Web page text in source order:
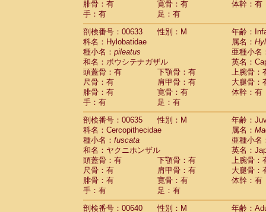
腓骨：有
寛骨：有
体幹：有
手：有
足：有
剖検番号：00633
性別：M
年齢：
科名：Hylobatidae
属名：
種小名： pileatus
亜種小名
和名：ボウシテナガザル
英名：
頭蓋骨：有
下顎骨：有
上腕骨：
尺骨：有
肩甲骨：有
大腿骨：
腓骨：有
寛骨：有
体幹：有
手：有
足：有
剖検番号：00635
性別：M
年齢：
科名：Cercopithecidae
属名：
種小名： fuscata
亜種小名
和名：ヤクニホンザル
英名：
頭蓋骨：有
下顎骨：有
上腕骨：
尺骨：有
肩甲骨：有
大腿骨：
腓骨：有
寛骨：有
体幹：有
手：有
足：有
剖検番号：00640
性別：M
年齢：